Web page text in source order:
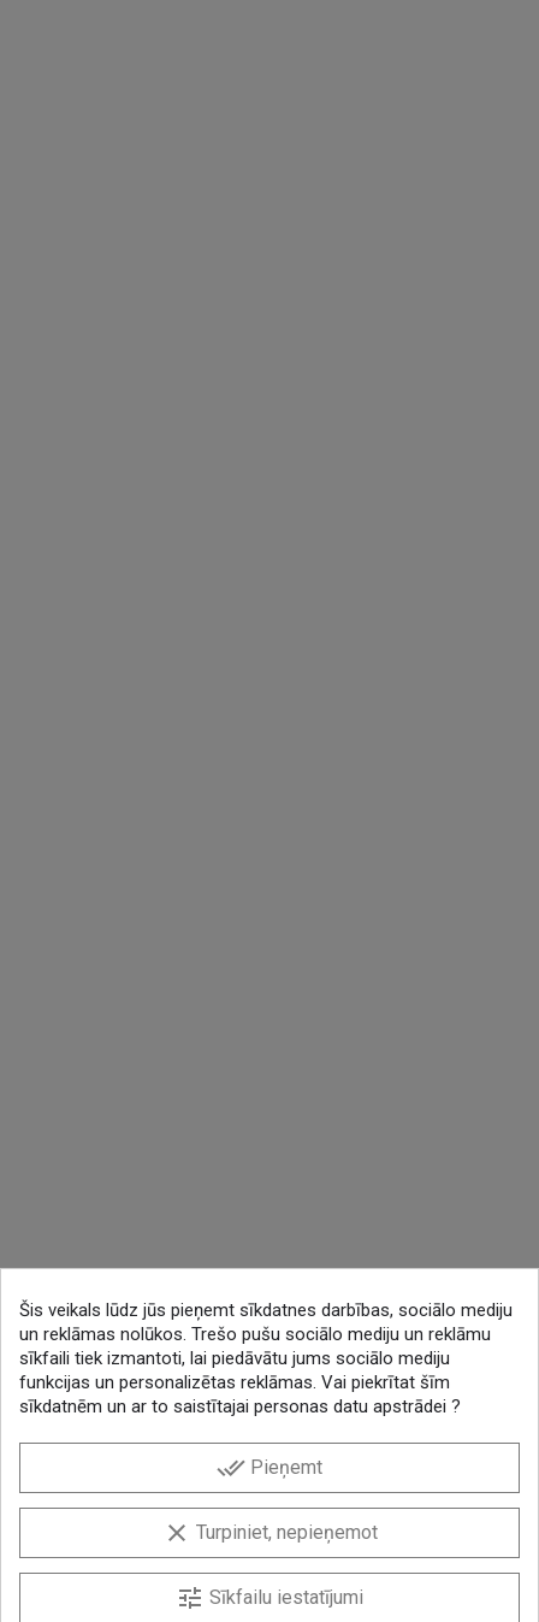
Šis veikals lūdz jūs pieņemt sīkdatnes darbības, sociālo mediju
un reklāmas nolūkos. Trešo pušu sociālo mediju un reklāmu
sīkfaili tiek izmantoti, lai piedāvātu jums sociālo mediju
funkcijas un personalizētas reklāmas. Vai piekrītat šīm
sīkdatnēm un ar to saistītajai personas datu apstrādei ?
done_all Pieņemt
clear Turpiniet, nepieņemot
tune Sīkfailu iestatījumi